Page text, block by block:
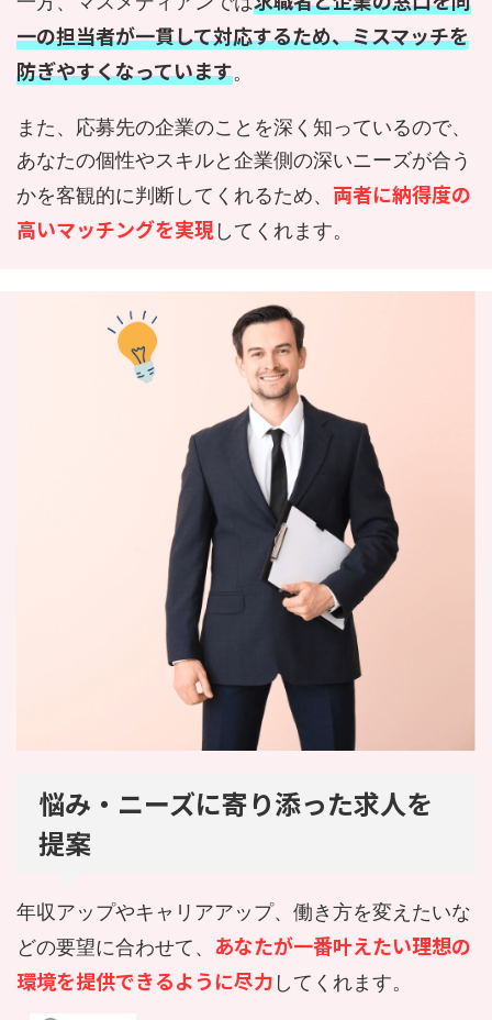
一の担当者が一貫して対応するため、ミスマッチを
防ぎやすくなっています。
また、応募先の企業のことを深く知っているので、
あなたの個性やスキルと企業側の深いニーズが合う
かを客観的に判断してくれるため、 両者に納得度の
高いマッチングを実現 してくれます。
悩み・ニーズに寄り添った求人を
提案
年収アップやキャリアアップ、働き方を変えたいな
どの要望に合わせて、 あなたが一番叶えたい理想の
環境を提供できるように尽力 してくれます。